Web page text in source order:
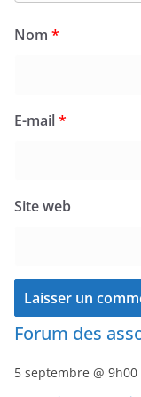
Nom *
E-mail*
Site web
Forum des
5 septembre @ 9h00